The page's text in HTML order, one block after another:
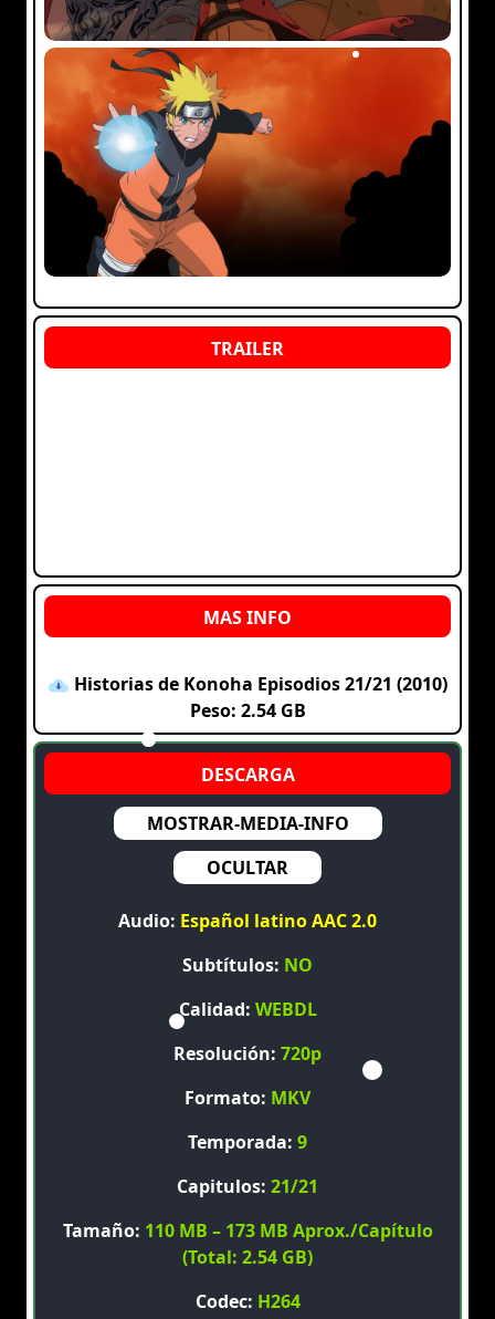
Historias de Konoha Episodios 21/21 (2010)
Peso: 2.54 GB
MOSTRAR-MEDIA-INFO
OCULTAR
Audio: Español latino AAC 2.0
Subtítulos: NO
Calidad: WEBDL
Resolución: 720p
Formato: MKV
Temporada: 9
Capitulos: 21/21
Tamaño: 110 MB – 173 MB Aprox./Capítulo
(Total: 2.54 GB)
Codec: H264